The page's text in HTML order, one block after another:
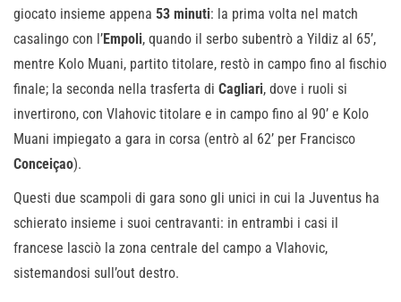
giocato insieme appena 53 minuti: la prima volta nel match
casalingo con l’Empoli, quando il serbo subentrò a Yildiz al 65’,
mentre Kolo Muani, partito titolare, restò in campo fino al fischio
finale; la seconda nella trasferta di Cagliari, dove i ruoli si
invertirono, con Vlahovic titolare e in campo fino al 90’ e Kolo
Muani impiegato a gara in corsa (entrò al 62’ per Francisco
Conceiçao).
Questi due scampoli di gara sono gli unici in cui la Juventus ha
schierato insieme i suoi centravanti: in entrambi i casi il
francese lasciò la zona centrale del campo a Vlahovic,
sistemandosi sull’out destro.